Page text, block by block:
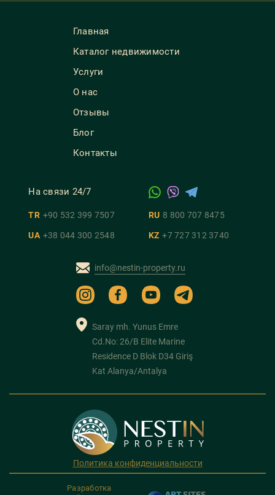
Главная
Каталог недвижимости
Услуги
О нас
Отзывы
Блог
Контакты
На связи 24/7
TR +90 532 399 7507 RU 8 800 707 8475
UA +38 044 300 2548 KZ +7 727 312 3740
info@nestin-property.ru
Saray mh. Yunus Emre
Cd.No: 26/B Elite Marine
Residence D Blok D34 Giriş
Kat Alanya/Antalya
Политика конфиденциальности
Разработка